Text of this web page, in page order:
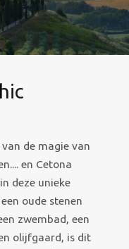
de magie van
en Cetona
deze unieke
oude stenen
zwembad, een
olijfgaard, is dit